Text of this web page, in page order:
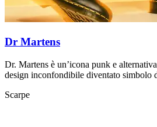
Dr Martens
Dr. Martens è un’icona punk e
design inconfondibile diventato simbolo
Scarpe